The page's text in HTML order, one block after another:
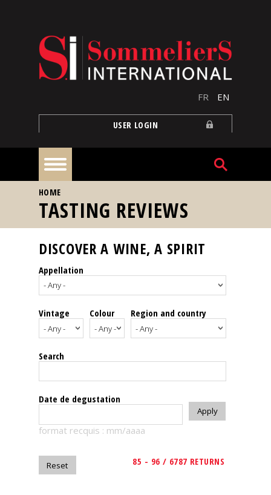
FR EN
USER LOGIN
Home
Our
events
Spirits
Tasting
reviews
The
magazine
YOU ARE HERE
HOME
TASTING REVIEWS
DISCOVER A WINE, A SPIRIT
Appellation
Vintage Colour Region and country
Search
Date de degustation
format recquis : mm/aaaa
85 - 96 / 6787 RETURNS